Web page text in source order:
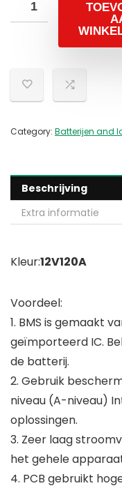
Category: Batterijen and
Beschrijving
Extra informatie
Kleur:12V120A
Voordeel:
1. BMS is gemaakt
geïmporteerd IC.
de batterij.
2. Gebruik
niveau (A-niveau)
oplossingen.
3. Zeer laag
het gehele
4. PCB gebruikt